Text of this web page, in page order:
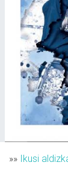
»» Ikusi